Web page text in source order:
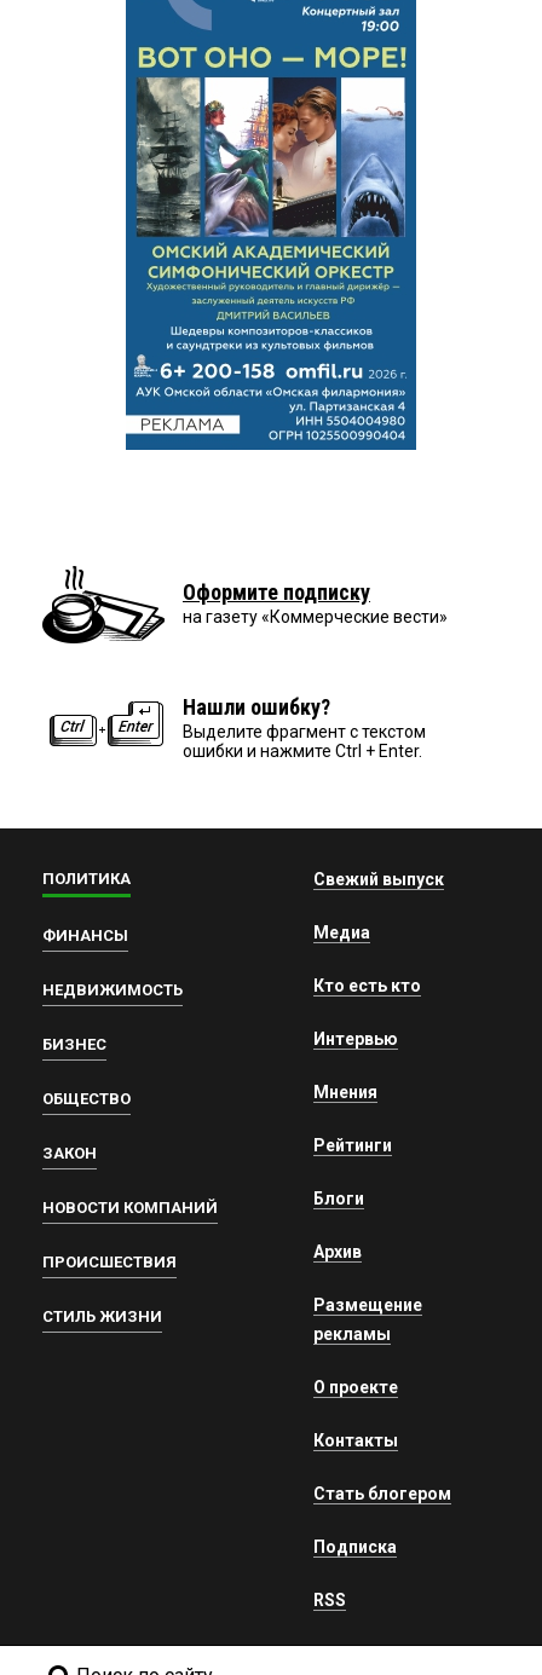
Оформите подписку
на газету «Коммерческие вести»
Нашли ошибку?
Выделите фрагмент с текстом
ошибки и нажмите Ctrl + Enter.
ПОЛИТИКА
ФИНАНСЫ
НЕДВИЖИМОСТЬ
БИЗНЕС
ОБЩЕСТВО
ЗАКОН
НОВОСТИ КОМПАНИЙ
ПРОИСШЕСТВИЯ
СТИЛЬ ЖИЗНИ
Свежий выпуск
Медиа
Кто есть кто
Интервью
Мнения
Рейтинги
Блоги
Архив
Размещение
рекламы
О проекте
Контакты
Стать блогером
Подписка
RSS